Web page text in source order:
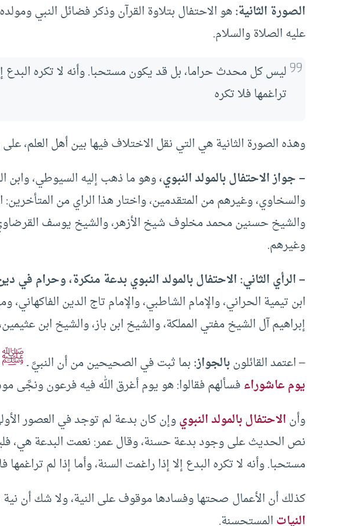
الصورة الثانية:هو الاحتفال بتلاوة القرآن وذكر فضائل النبي
عليه الصلاة والسلام.
ليس كل محدث حراما، بل قد يكون مستحبا. وأنه لا تكره البدع
تراغمها فلا تكره
وهذه الصورة الثانية هي التي نقل الاختلاف فيها بين أهل العلم، على
– جواز الاحتفال بالمولد النبوي،وهو ما ذهب إليه السيوطي، وابن
والسخاوي، وغيرهم من المتقدمين، واختار هذا الراي من
والشيخ حسنين محمد مخلوف شيخ الأزهر، والشيخ يوسف
وغيرهم.
– الرأي الثاني: الاحتفال بالمولد النبوي بدعة منكرة، وحرام في
ابن تيمية الحراني، والإمام الشاطبي، والإمام تاج الدين
إبراهيم آل الشيخ مفتي المملكة، والشيخ ابن باز، والشيخ ابن
– اعتمد القائلونبالجواز:بما ثبت في الصحيحين من أن النبيَّ ـﷺ
يوم عاشوراءفسألهم فقالوا: هو يوم أغرق الله فيه فرعون ونجَّى
وأنالاحتفال بالمولد النبويوإن كان بدعة لم توجد في العصور
نص الحديث على وجود بدعة حسنة، وقال عمر: نعمت البدعة هي،
مستحبا. وأنه لا تكره البدع إلا إذا راغمت السنة، وأما إذا لم تراغمها
كذلك أن الأعمال صحتها وفسادها موقوف على النية، ولا شك أن نية
النياتالمستحسنة.